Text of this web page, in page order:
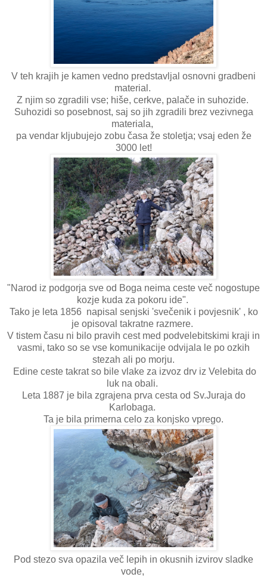
V teh krajih je kamen vedno predstavljal osnovni gradbeni
material.
Z njim so zgradili vse; hiše, cerkve, palače in suhozide.
Suhozidi so posebnost, saj so jih zgradili brez vezivnega
materiala,
pa vendar kljubujejo zobu časa že stoletja; vsaj eden že
3000 let!
"Narod iz podgorja sve od Boga neima ceste več nogostupe
kozje kuda za pokoru ide".
Tako je leta 1856 napisal senjski 'svečenik i povjesnik' , ko
je opisoval takratne razmere.
V tistem času ni bilo pravih cest med podvelebitskimi kraji in
vasmi, tako so se vse komunikacije odvijala le po ozkih
stezah ali po morju.
Edine ceste takrat so bile vlake za izvoz drv iz Velebita do
luk na obali.
Leta 1887 je bila zgrajena prva cesta od Sv.Juraja do
Karlobaga.
Ta je bila primerna celo za konjsko vprego.
Pod stezo sva opazila več lepih in okusnih izvirov sladke
vode,